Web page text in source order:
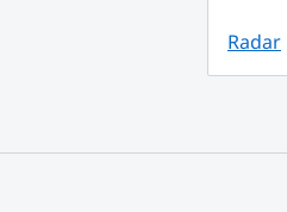
Radar